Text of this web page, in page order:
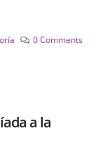
0 Comments
a la